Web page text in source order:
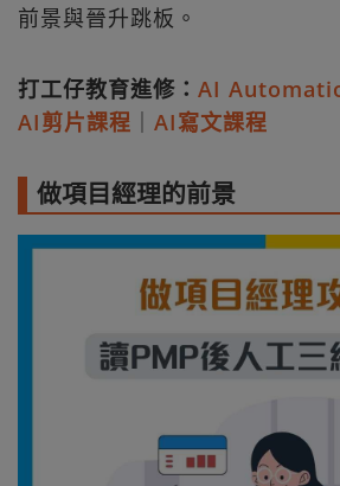
前景與晉升跳板。
打工仔教育進修： AI
AI剪片課程
AI寫文課程
做項目經理的前景